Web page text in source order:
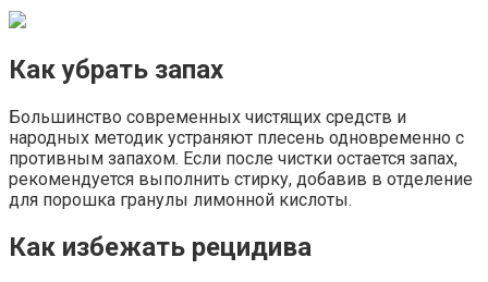
Как убрать запах
Большинство современных чистящих средств и
народных методик устраняют плесень одновременно с
противным запахом. Если после чистки остается запах,
рекомендуется выполнить стирку, добавив в отделение
для порошка гранулы лимонной кислоты.
Как избежать рецидива